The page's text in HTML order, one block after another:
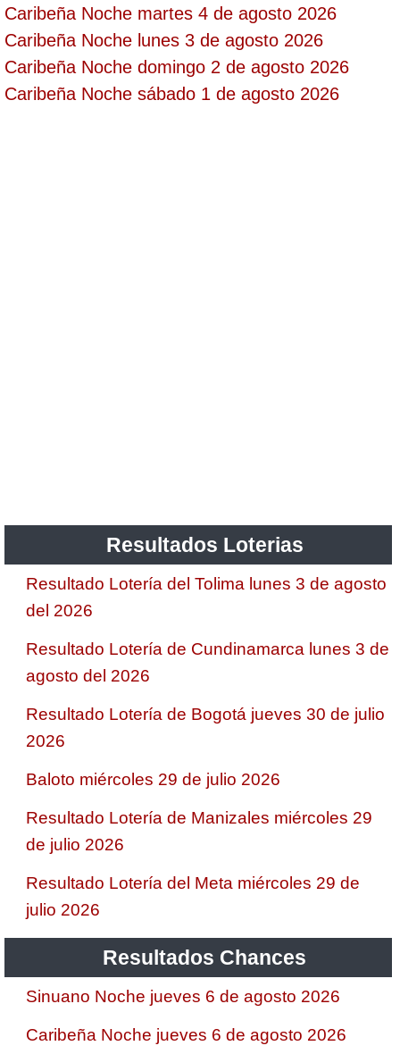
Sinuano Noche
Super Chontico Noche
Caribeña Noche martes 4 de agosto 2026
Caribeña Noche lunes 3 de agosto 2026
Caribeña Noche domingo 2 de agosto 2026
Caribeña Noche sábado 1 de agosto 2026
Resultados Loterias
Resultado Lotería del Tolima lunes 3 de agosto
del 2026
Resultado Lotería de Cundinamarca lunes 3 de
agosto del 2026
Resultado Lotería de Bogotá jueves 30 de julio
2026
Baloto miércoles 29 de julio 2026
Resultado Lotería de Manizales miércoles 29
de julio 2026
Resultado Lotería del Meta miércoles 29 de
julio 2026
Resultados Chances
Sinuano Noche jueves 6 de agosto 2026
Caribeña Noche jueves 6 de agosto 2026